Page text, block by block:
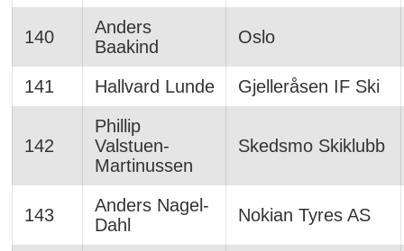
140
Anders
Baakind
Oslo
141 Hallvard Lunde Gjelleråsen IF Ski
142
Phillip
Valstuen-
Martinussen
Skedsmo Skiklubb
143
Anders Nagel-
Dahl
Nokian Tyres AS